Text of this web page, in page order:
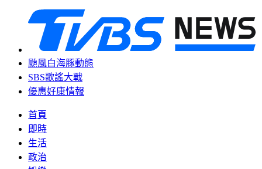
颱風白海豚動態
SBS歌謠大戰
優惠好康情報
首頁
即時
生活
政治